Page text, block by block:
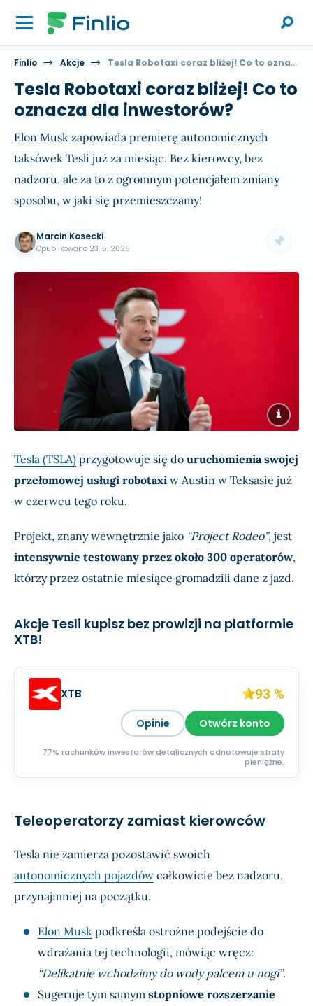
Finlio Akcje Tesla Robotaxi coraz bliżej! Co to oznacza dla inwestorów?
Tesla Robotaxi coraz bliżej! Co to
oznacza dla inwestorów?
Elon Musk zapowiada premierę autonomicznych
taksówek Tesli już za miesiąc. Bez kierowcy, bez
nadzoru, ale za to z ogromnym potencjałem zmiany
sposobu, w jaki się przemieszczamy!
Marcin Kosecki
Opublikowano 23. 5. 2025
Tesla (TSLA) przygotowuje się do uruchomienia swojej
przełomowej usługi robotaxi w Austin w Teksasie już
w czerwcu tego roku.
Projekt, znany wewnętrznie jako “Project Rodeo”, jest
intensywnie testowany przez około 300 operatorów,
którzy przez ostatnie miesiące gromadzili dane z jazd.
Akcje Tesli kupisz bez prowizji na platformie
XTB!
XTB 93 %
Opinie Otwórz konto
77% rachunków inwestorów detalicznych odnotowuje straty
pieniężne.
Teleoperatorzy zamiast kierowców
Tesla nie zamierza pozostawić swoich
autonomicznych pojazdów całkowicie bez nadzoru,
przynajmniej na początku.
Elon Musk podkreśla ostrożne podejście do
wdrażania tej technologii, mówiąc wręcz:
“Delikatnie wchodzimy do wody palcem u nogi”.
Sugeruje tym samym stopniowe rozszerzanie